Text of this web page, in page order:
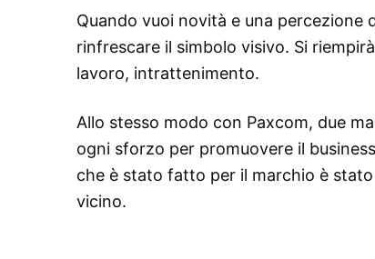
Quando vuoi novità e una percezione
rinfrescare il simbolo visivo. Si
lavoro, intrattenimento.
Allo stesso modo con Paxcom, due
ogni sforzo per promuovere il
che è stato fatto per il marchio è
vicino.